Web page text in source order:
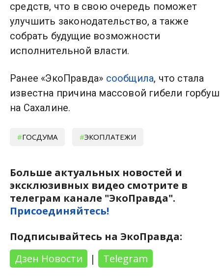
средств, что в свою очередь поможет
улучшить законодательство, а также
собрать будущие возможности
исполнительной власти.
Ранее «ЭкоПравда» сообщила, что стала
известна причина массовой гибели
на Сахалине.
ГОСДУМА ЭКОПЛАТЕЖИ
Больше актуальных новостей и
эксклюзивных видео смотрите в
телеграм канале "ЭкоПравда".
Присоединяйтесь!
Подписывайтесь на ЭкоПравда:
Дзен Новости
| Telegram